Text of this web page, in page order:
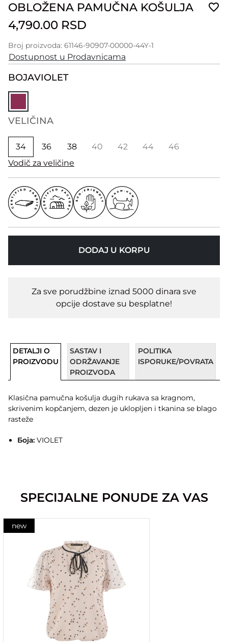
OBLOŽENA PAMUČNA KOŠULJA
4,790.00 RSD
Broj proizvoda: 61146-90907-00000-44Y-1
Dostupnost u Prodavnicama
BOJAVIOLET
VELIČINA
34 36 38 40 42 44
46
Vodič za veličine
DODAJ U KORPU
Za sve porudžbine iznad 5000 dinara sve
opcije dostave su besplatne!
DETALJI O
PROIZVODU
SASTAV I
ODRŽAVANJE
PROIZVODA
POLITIKA
ISPORUKE/POVRATA
Klasična pamučna košulja dugih rukava sa kragnom,
skrivenim kopčanjem, dezen je uklopljen i tkanina se blago
rasteže
Боја:VIOLET
SPECIJALNE PONUDE ZA VAS
new